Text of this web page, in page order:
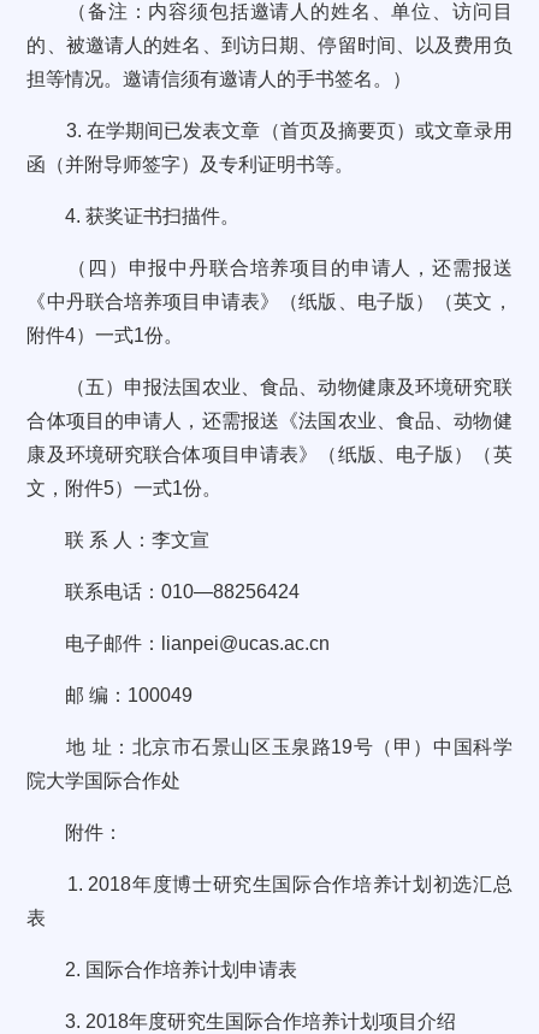
（备注：内容须包括邀请人的姓名、单位、访问目
的、被邀请人的姓名、到访日期、停留时间、以及费用负
担等情况。邀请信须有邀请人的手书签名。）
3. 在学期间已发表文章（首页及摘要页）或文章录用
函（并附导师签字）及专利证明书等。
4. 获奖证书扫描件。
（四）申报中丹联合培养项目的申请人，还需报送
《中丹联合培养项目申请表》（纸版、电子版）（英文，
附件4）一式1份。
（五）申报法国农业、食品、动物健康及环境研究联
合体项目的申请人，还需报送《法国农业、食品、动物健
康及环境研究联合体项目申请表》（纸版、电子版）（英
文，附件5）一式1份。
联 系 人：李文宣
联系电话：010—88256424
电子邮件：lianpei@ucas.ac.cn
邮 编：100049
地 址：北京市石景山区玉泉路19号（甲）中国科学
院大学国际合作处
附件：
1. 2018年度博士研究生国际合作培养计划初选汇总
表
2. 国际合作培养计划申请表
3. 2018年度研究生国际合作培养计划项目介绍